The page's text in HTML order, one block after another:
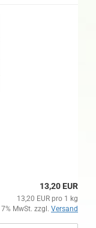
13,20 EUR
13,20 EUR pro 1 kg
MwSt. zzgl. Versand